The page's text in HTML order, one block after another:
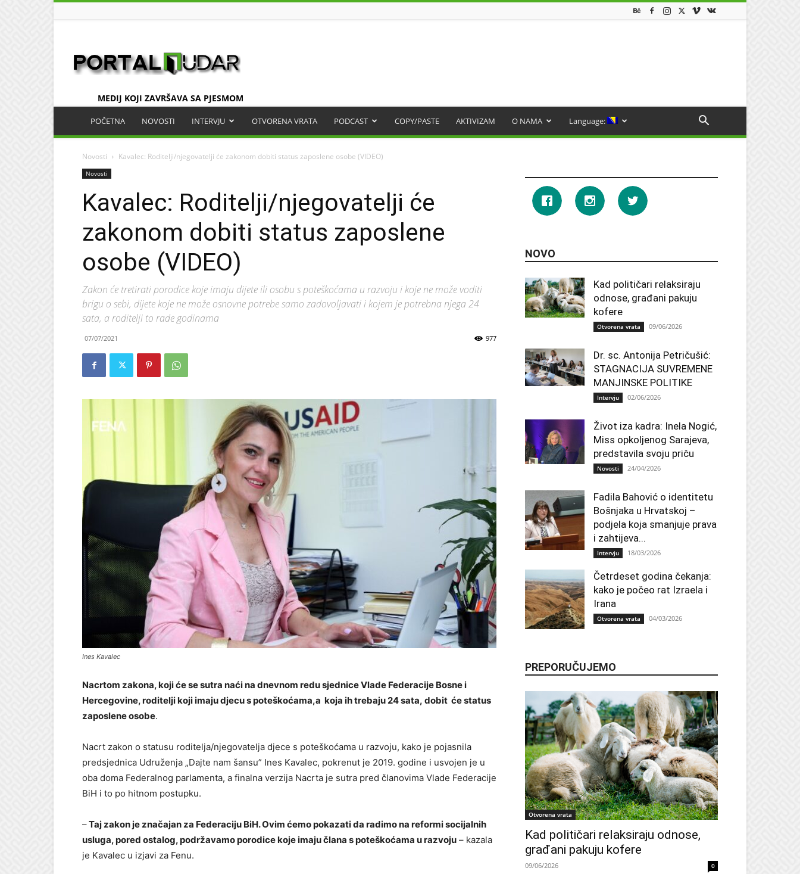
MEDIJ KOJI ZAVRŠAVA SA PJESMOM
POČETNA NOVOSTI INTERVJU OTVORENA VRATA PODCAST COPY/PASTE AKTIVIZAM O NAMA Language:
Novosti Kavalec: Roditelji/njegovatelji će zakonom dobiti status zaposlene osobe (VIDEO)
Novosti
Kavalec: Roditelji/njegovatelji će
zakonom dobiti status zaposlene
osobe (VIDEO)
Zakon će tretirati porodice koje imaju dijete ili osobu s poteškoćama u razvoju i koje ne može voditi
brigu o sebi, dijete koje ne može osnovne potrebe samo zadovoljavati i kojem je potrebna njega 24
sata, a roditelji to rade godinama
07/07/2021 977
Ines Kavalec
Nacrtom zakona, koji će se sutra naći na dnevnom redu sjednice Vlade Federacije Bosne i
Hercegovine, roditelji koji imaju djecu s poteškoćama,a koja ih trebaju 24 sata, dobit će status
zaposlene osobe.
Nacrt zakon o statusu roditelja/njegovatelja djece s poteškoćama u razvoju, kako je pojasnila
predsjednica Udruženja „Dajte nam šansu” Ines Kavalec, pokrenut je 2019. godine i usvojen je u
oba doma Federalnog parlamenta, a finalna verzija Nacrta je sutra pred članovima Vlade Federacije
BiH i to po hitnom postupku.
–Taj zakon je značajan za Federaciju BiH. Ovim ćemo pokazati da radimo na reformi socijalnih
usluga, pored ostalog, podržavamo porodice koje imaju člana s poteškoćama u razvoju – kazala
je Kavalec u izjavi za Fenu.
NOVO
Kad političari relaksiraju
odnose, građani pakuju
kofere
Otvorena vrata 09/06/2026
Dr. sc. Antonija Petričušić:
STAGNACIJA SUVREMENE
MANJINSKE POLITIKE
Intervju 02/06/2026
Život iza kadra: Inela Nogić,
Miss opkoljenog Sarajeva,
predstavila svoju priču
Novosti 24/04/2026
Fadila Bahović o identitetu
Bošnjaka u Hrvatskoj –
podjela koja smanjuje prava
i zahtijeva...
Intervju 18/03/2026
Četrdeset godina čekanja:
kako je počeo rat Izraela i
Irana
Otvorena vrata 04/03/2026
PREPORUČUJEMO
Otvorena vrata
Kad političari relaksiraju odnose,
građani pakuju kofere
09/06/2026 0